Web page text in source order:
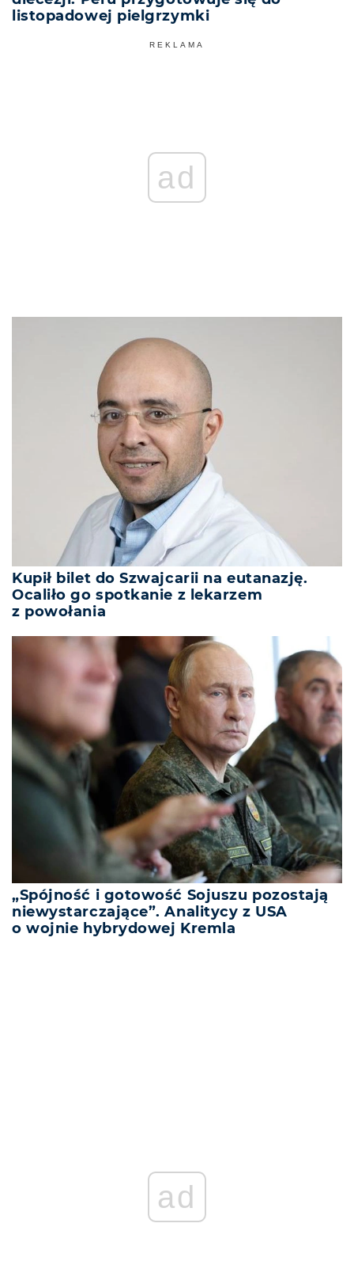
listopadowej pielgrzymki
REKLAMA
ad
Kupił bilet do Szwajcarii na eutanazję.
Ocaliło go spotkanie z lekarzem
z powołania
„Spójność i gotowość Sojuszu pozostają
niewystarczające”. Analitycy z USA
o wojnie hybrydowej Kremla